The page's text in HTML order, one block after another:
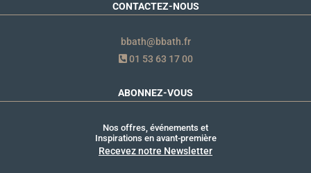
CONTACTEZ-NOUS
bbath@bbath.fr
01 53 63 17 00
ABONNEZ-VOUS
Nos offres, événements et
Inspirations en avant-première
Recevez notre Newsletter